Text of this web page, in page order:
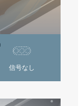
信号なし